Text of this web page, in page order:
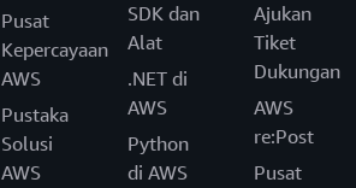
Pusat
Kepercayaan
AWS
Pustaka
Solusi
AWS
SDK dan
Alat
.NET di
AWS
Python
di AWS
Ajukan
Tiket
Dukungan
AWS
re:Post
Pusat